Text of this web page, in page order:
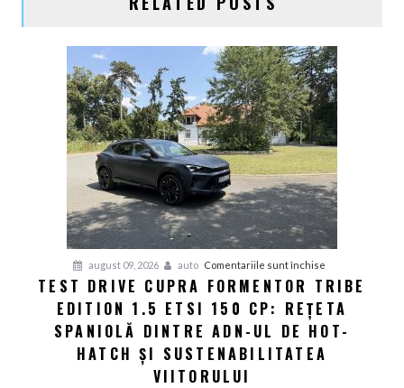
august 09, 2026 auto Comentariile sunt închise
Test
Drive
CUPRA
TEST DRIVE CUPRA FORMENTOR TRIBE
EDITION 1.5 ETSI 150 CP: REȚETA
SPANIOLĂ DINTRE ADN-UL DE HOT-
HATCH ȘI SUSTENABILITATEA
VIITORULUI